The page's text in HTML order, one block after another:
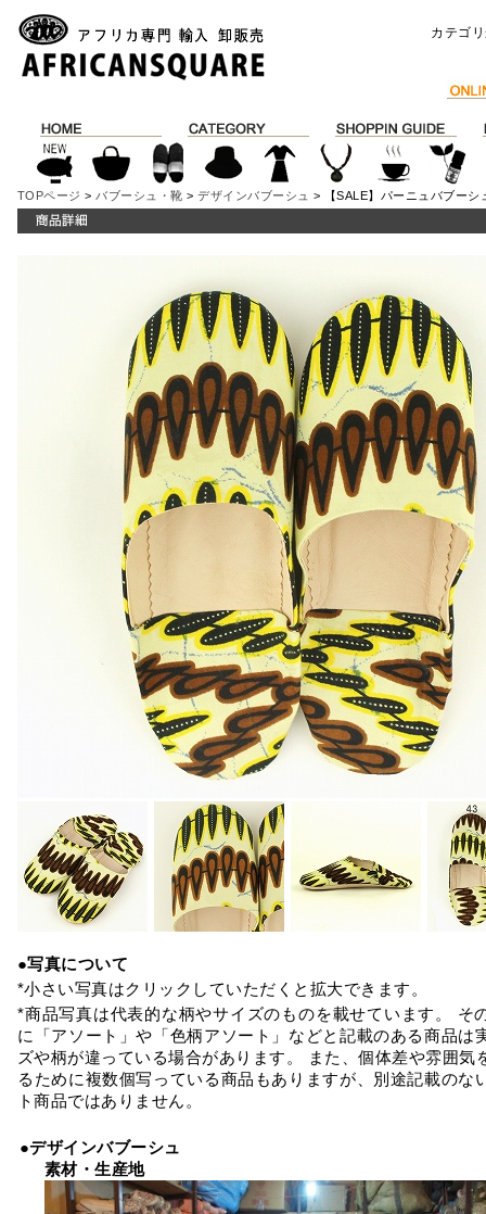
カテゴ
TOPページ > バブーシュ・靴 >デザインバブーシュ > 【SALE】パーニュバブー
●写真について
*小さい写真はクリックしていただくと拡大できます。
*商品写真は代表的な柄やサイズのものを載せています。 そ
に「アソート」や「色柄アソート」などと記載のある商品は
ズや柄が違っている場合があります。 また、個体差や雰囲気
るために複数個写っている商品もありますが、別途記載のな
ト商品ではありません。
●デザインバブーシュ
素材・生産地